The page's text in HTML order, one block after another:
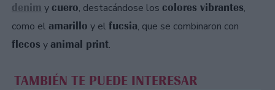
denim ycuero, destacándose los colores vibrantes,
como el amarillo y el fucsia, que se combinaron con
flecos y animal print.
TAMBIÉN TE PUEDE INTERESAR